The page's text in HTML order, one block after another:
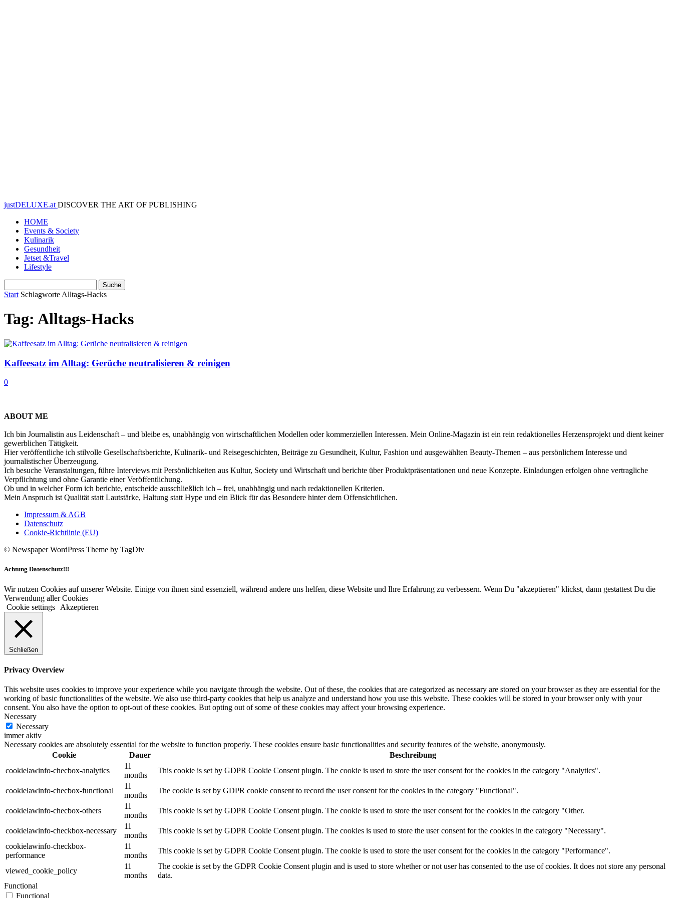
justDELUXE.at DISCOVER THE ART OF PUBLISHING
HOME
Events & Society
Kulinarik
Gesundheit
Jetset &Travel
Lifestyle
Start Schlagworte Alltags-Hacks
Tag: Alltags-Hacks
Kaffeesatz im Alltag: Gerüche neutralisieren & reinigen
0
ABOUT ME
Ich bin Journalistin aus Leidenschaft – und bleibe es, unabhängig von wirtschaftlichen Modellen oder kommerziellen Interessen. Mein Online-Magazin ist ein rein redaktionelles Herzensprojekt und dient keiner
gewerblichen Tätigkeit.
Hier veröffentliche ich stilvolle Gesellschaftsberichte, Kulinarik- und Reisegeschichten, Beiträge zu Gesundheit, Kultur, Fashion und ausgewählten Beauty-Themen – aus persönlichem Interesse und
journalistischer Überzeugung.
Ich besuche Veranstaltungen, führe Interviews mit Persönlichkeiten aus Kultur, Society und Wirtschaft und berichte über Produktpräsentationen und neue Konzepte. Einladungen erfolgen ohne vertragliche
Verpflichtung und ohne Garantie einer Veröffentlichung.
Ob und in welcher Form ich berichte, entscheide ausschließlich ich – frei, unabhängig und nach redaktionellen Kriterien.
Mein Anspruch ist Qualität statt Lautstärke, Haltung statt Hype und ein Blick für das Besondere hinter dem Offensichtlichen.
Impressum & AGB
Datenschutz
Cookie-Richtlinie (EU)
© Newspaper WordPress Theme by TagDiv
Achtung Datenschutz!!!
Wir nutzen Cookies auf unserer Website. Einige von ihnen sind essenziell, während andere uns helfen, diese Website und Ihre Erfahrung zu verbessern. Wenn Du "akzeptieren" klickst, dann gestattest Du die
Verwendung aller Cookies
Cookie settings
Akzeptieren
Schließen
Privacy Overview
This website uses cookies to improve your experience while you navigate through the website. Out of these, the cookies that are categorized as necessary are stored on your browser as they are essential for the
working of basic functionalities of the website. We also use third-party cookies that help us analyze and understand how you use this website. These cookies will be stored in your browser only with your
consent. You also have the option to opt-out of these cookies. But opting out of some of these cookies may affect your browsing experience.
Necessary
Necessary
immer aktiv
Necessary cookies are absolutely essential for the website to function properly. These cookies ensure basic functionalities and security features of the website, anonymously.
Cookie
Dauer
Beschreibung
cookielawinfo-checbox-analytics
11
months
This cookie is set by GDPR Cookie Consent plugin. The cookie is used to store the user consent for the cookies in the category "Analytics".
cookielawinfo-checbox-functional
11
months
The cookie is set by GDPR cookie consent to record the user consent for the cookies in the category "Functional".
cookielawinfo-checbox-others
11
months
This cookie is set by GDPR Cookie Consent plugin. The cookie is used to store the user consent for the cookies in the category "Other.
cookielawinfo-checkbox-necessary
11
months
This cookie is set by GDPR Cookie Consent plugin. The cookies is used to store the user consent for the cookies in the category "Necessary".
cookielawinfo-checkbox-
performance
11
months
This cookie is set by GDPR Cookie Consent plugin. The cookie is used to store the user consent for the cookies in the category "Performance".
viewed_cookie_policy
11
months
The cookie is set by the GDPR Cookie Consent plugin and is used to store whether or not user has consented to the use of cookies. It does not store any personal
data.
Functional
Functional